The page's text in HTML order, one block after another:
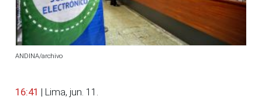
ANDINA/archivo
16:41 | Lima, jun. 11.